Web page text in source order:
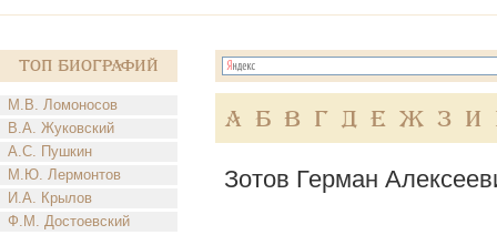
Топ Биографий
М.В. Ломоносов
В.А. Жуковский
А.С. Пушкин
М.Ю. Лермонтов
И.А. Крылов
Ф.М. Достоевский
А Б В Г Д Е Ж З И
Зотов Герман